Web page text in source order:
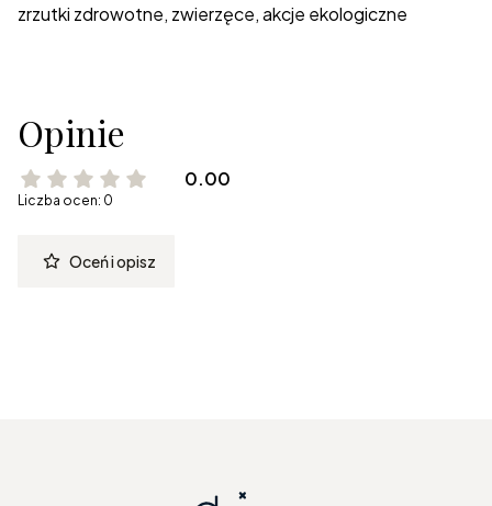
zrzutki zdrowotne, zwierzęce, akcje ekologiczne
Opinie
0.00
Liczba ocen: 0
Oceń i opisz